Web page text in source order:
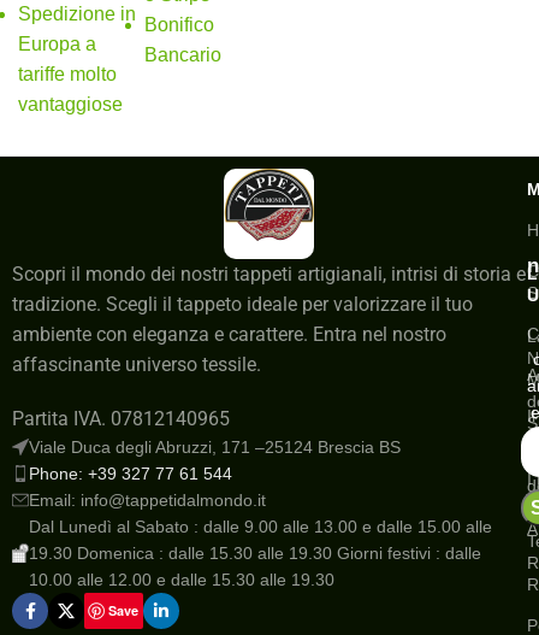
Spedizione in
Europa a
tariffe molto
vantaggiose
Bonifico
Bancario
Scopri il mondo dei nostri tappeti artigianali, intrisi di storia e
tradizione. Scegli il tappeto ideale per valorizzare il tuo
ambiente con eleganza e carattere. Entra nel nostro
affascinante universo tessile.
Partita IVA. 07812140965
Viale Duca degli Abruzzi, 171 –25124 Brescia BS
Phone: +39 327 77 61 544
Email: info@tappetidalmondo.it
Dal Lunedì al Sabato : dalle 9.00 alle 13.00 e dalle 15.00 alle
19.30 Domenica : dalle 15.30 alle 19.30 Giorni festivi : dalle
10.00 alle 12.00 e dalle 15.30 alle 19.30
Save
I